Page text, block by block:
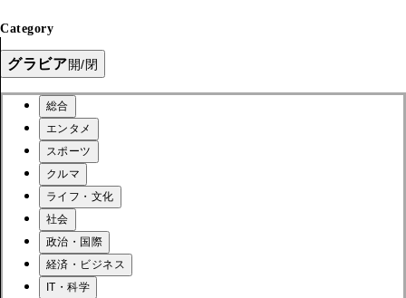
Category
グラビア開/閉
総合
エンタメ
スポーツ
クルマ
ライフ・文化
社会
政治・国際
経済・ビジネス
IT・科学